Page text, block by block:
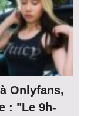
Onlyfans,
: "Le 9h-